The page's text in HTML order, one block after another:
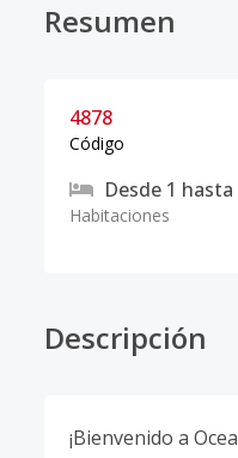
Resumen
4878
Código
Desde 1 hasta
Habitaciones
Descripción
¡Bienvenido a